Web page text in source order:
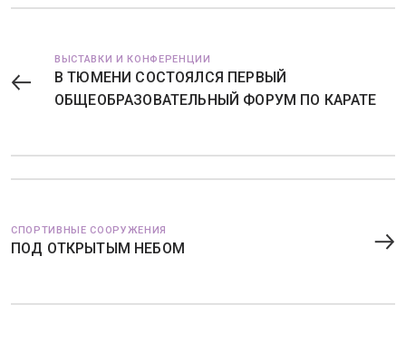
ВЫСТАВКИ И КОНФЕРЕНЦИИ
В ТЮМЕНИ СОСТОЯЛСЯ ПЕРВЫЙ
ОБЩЕОБРАЗОВАТЕЛЬНЫЙ ФОРУМ ПО КАРАТЕ
СПОРТИВНЫЕ СООРУЖЕНИЯ
ПОД ОТКРЫТЫМ НЕБОМ